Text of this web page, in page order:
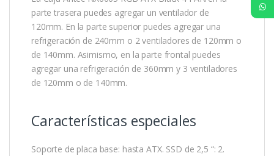
parte trasera puedes agregar un ventilador de
120mm. En la parte superior puedes agregar una
refrigeración de 240mm o 2 ventiladores de 120mm o
de 140mm. Asimismo, en la parte frontal puedes
agregar una refrigeración de 360mm y 3 ventiladores
de 120mm o de 140mm.
Características especiales
Soporte de placa base: hasta ATX. SSD de 2,5 “: 2.